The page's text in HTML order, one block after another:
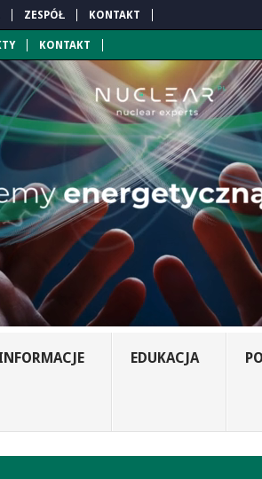
ZESPÓŁ KONTAKT
KONTAKT
EDUKACJA